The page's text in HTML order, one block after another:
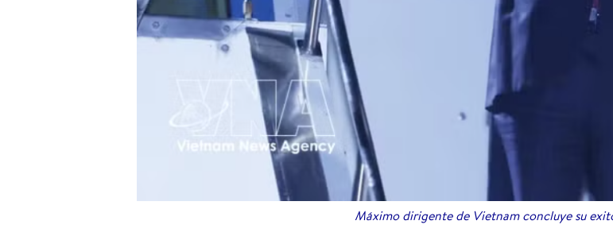
Máximo dirigente de Vietnam concluye su